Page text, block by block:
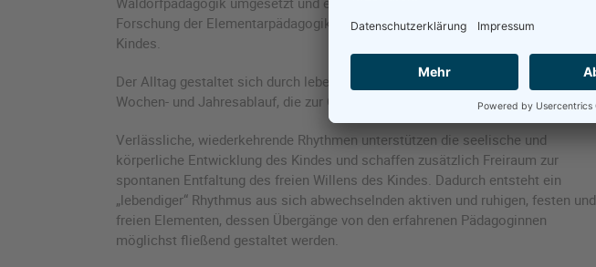
Forschung der Elementarpädagogik und einer ganzheitlichen Betrachtung des
Kindes.
Der Alltag gestaltet sich durch lebendige wiederkehrende Rhythmen im Tages-,
Wochen- und Jahresablauf, die zur Orientierung und Strukturierung dienen.
Verlässliche, wiederkehrende Rhythmen unterstützen die seelische und
körperliche Entwicklung des Kindes und schaffen zusätzlich Freiraum zur
spontanen Entfaltung des freien Willens des Kindes. Dadurch entsteht ein
„lebendiger“ Rhythmus aus sich abwechselnden aktiven und ruhigen, festen und
freien Elementen, dessen Übergänge von den erfahrenen Pädagoginnen
möglichst fließend gestaltet werden.